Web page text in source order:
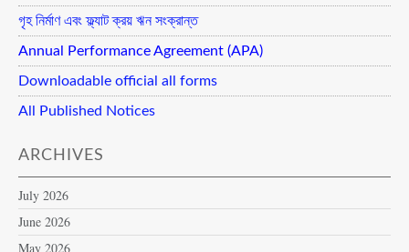
গৃহ নির্মাণ এবং ফ্ল্যাট ক্রয় ঋন সংক্রান্ত
Annual Performance Agreement (APA)
Downloadable official all forms
All Published Notices
ARCHIVES
July 2026
June 2026
May 2026